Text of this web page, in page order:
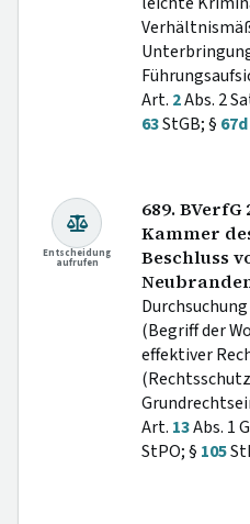
Art. 2Abs. 2
63StGB; § 67d
Entscheidung
aufrufen
689. BVerfG
Kammer
Beschluss
(Begriff der
effektiver
Art. 13Abs. 1
StPO; § 105